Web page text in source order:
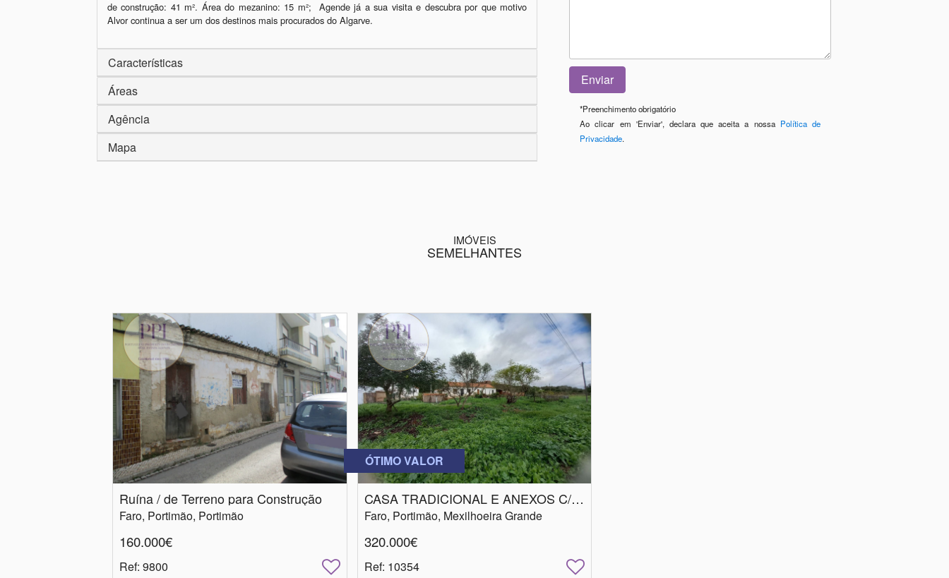
de construção: 41 m². Área do mezanino: 15 m²;  Agende já a sua visita e descubra por que motivo
Alvor continua a ser um dos destinos mais procurados do Algarve.
Características
Áreas
Agência
Mapa
*Preenchimento obrigatório
Ao clicar em 'Enviar', declara que aceita a nossa Política de
Privacidade.
IMÓVEIS
SEMELHANTES
Ruína / de Terreno para Construção
Faro, Portimão, Portimão
160.000€
Ref: 9800
ÓTIMO VALOR
CASA TRADICIONAL E ANEXOS C/ DE TERRENO DE 1680 M2
Faro, Portimão, Mexilhoeira Grande
320.000€
Ref: 10354